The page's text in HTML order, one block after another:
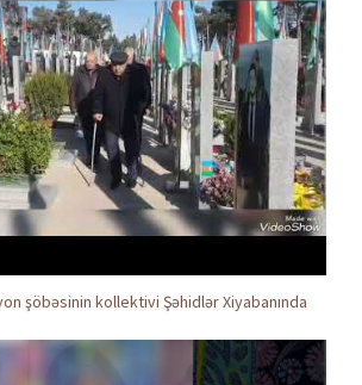
şöbəsinin kollektivi Şəhidlər Xiyabanında